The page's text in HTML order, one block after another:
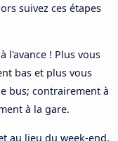
suivez ces étapes
l'avance ! Plus vous
bas et plus vous
bus; contrairement à
à la gare.
au lieu du week-end,